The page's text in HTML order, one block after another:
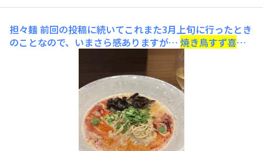
担々麺前回の投稿に続いてこれまた3月上旬に行ったとき
のことなので、いまさら感ありますが… 焼き鳥すず喜さ
んで初の担々麺をいただきました🍜 こってりめでそこま
で辛くない美味しいスープにネギがアクセントできくらげ
もいい仕事をしています！麺は細麺で追いすりゴマもでき